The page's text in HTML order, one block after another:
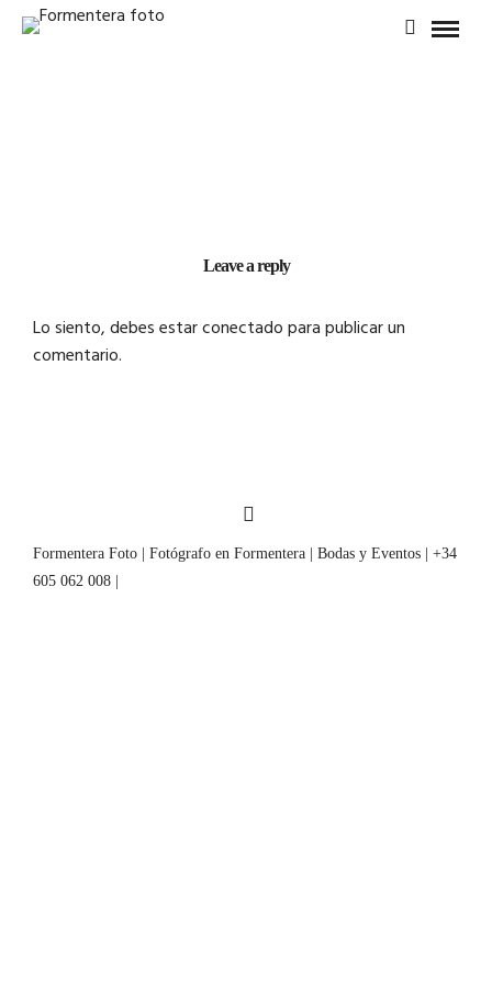
Leave a reply
Lo siento, debes estarconectadopara publicar un
comentario.
Formentera Foto | Fotógrafo en Formentera | Bodas y Eventos | +34
605 062 008 |